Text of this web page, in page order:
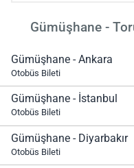
Gümüşhane -
Gümüşhane - Ankara
Otobüs Bileti
Gümüşhane - İstanbul
Otobüs Bileti
Gümüşhane - Diyarbakır
Otobüs Bileti